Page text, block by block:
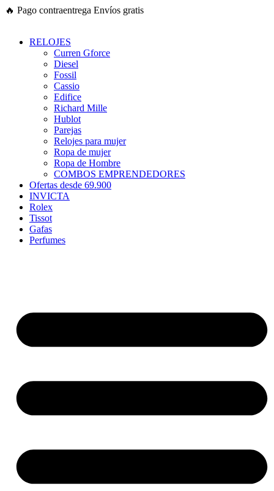
Ir
🔥 Pago contraentrega Envíos gratis
RELOJES
Curren Gforce
Diesel
Fossil
Cassio
Edifice
Richard Mille
Hublot
Parejas
Relojes para mujer
Ropa de mujer
Ropa de Hombre
COMBOS EMPRENDEDORES
Ofertas desde 69.900
INVICTA
Rolex
Tissot
Gafas
Perfumes